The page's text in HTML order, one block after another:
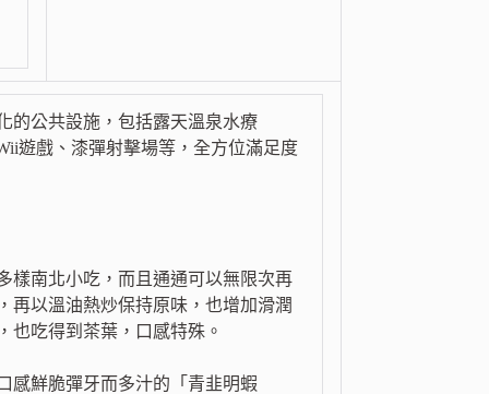
的公共設施，包括露天溫泉水療
遊戲、漆彈射擊場等，全方位滿足度
樣南北小吃，而且通通可以無限次再
再以溫油熱炒保持原味，也增加滑潤
也吃得到茶葉，口感特殊。
感鮮脆彈牙而多汁的「青韭明蝦